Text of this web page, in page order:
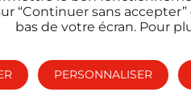
“Continuer sans
bas de votre écran. Pour
PERSONNALISER